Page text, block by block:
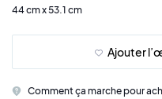
44 cm x 53.1 cm
Ajouter
Comment ça marche pour